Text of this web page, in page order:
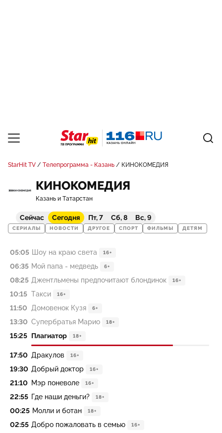
StarHit TV Телепрограмма - Казань КИНОКОМЕДИЯ
КИНОКОМЕДИЯ
Казань и Татарстан
Сейчас Сегодня Пт, 7 Сб, 8 Вс, 9
СЕРИАЛЫ НОВОСТИ ДРУГОЕ СПОРТ ФИЛЬМЫ ДЕТЯМ
05:05 Шоу на краю света 16+
06:35 Мой папа - медведь 6+
08:25 Джентльмены предпочитают блондинок 16+
10:15 Такси 16+
11:50 Домовенок Кузя 6+
13:30 Супербратья Марио 18+
15:25 Плагиатор 18+
17:50 Дракулов 16+
19:30 Добрый доктор 16+
21:10 Мэр поневоле 16+
22:55 Где наши деньги? 18+
00:25 Молли и ботан 18+
02:55 Добро пожаловать в семью 16+